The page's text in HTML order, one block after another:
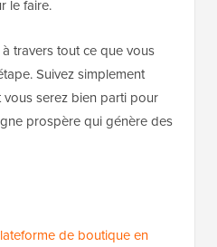
le faire.
travers tout ce que vous
Suivez simplement
serez bien parti pour
prospère qui génère des
de boutique en